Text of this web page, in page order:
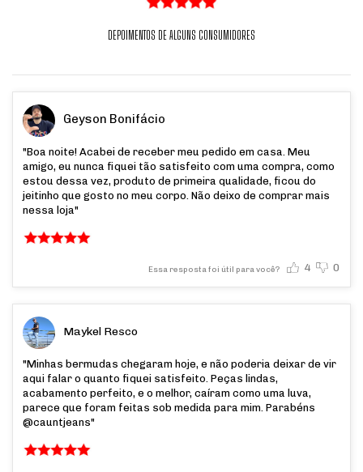
DEPOIMENTOS DE ALGUNS CONSUMIDORES
Geyson Bonifácio
"Boa noite! Acabei de receber meu pedido em casa. Meu
amigo, eu nunca fiquei tão satisfeito com uma compra, como
estou dessa vez, produto de primeira qualidade, ficou do
jeitinho que gosto no meu corpo. Não deixo de comprar mais
nessa loja"
Essa resposta foi útil para você? 4 0
Maykel Resco
"Minhas bermudas chegaram hoje, e não poderia deixar de vir
aqui falar o quanto fiquei satisfeito. Peças lindas,
acabamento perfeito, e o melhor, caíram como uma luva,
parece que foram feitas sob medida para mim. Parabéns
@cauntjeans"